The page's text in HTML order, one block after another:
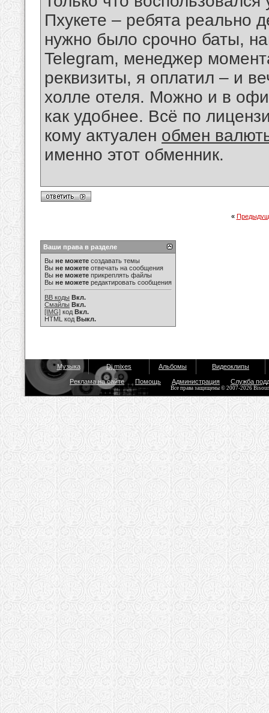
Пхукете – ребята реально
нужно было срочно баты,
Telegram, менеджер
реквизиты, я оплатил – и
холле отеля. Можно и в
как удобнее. Всё по
кому актуален обмен
именно этот обменник.
«
Ваши права в разделе
Вы не можете создавать темы
Вы не можете отвечать на сообщения
Вы не можете прикреплять файлы
Вы не можете редактировать сообщения
BB коды Вкл.
Смайлы Вкл.
[IMG] код Вкл.
HTML код Выкл.
Музыка Dj mixes Альбомы Видеоклипы
Реклама на сайте Помощь Администрация Служба
Все права защищены © 2007-2026